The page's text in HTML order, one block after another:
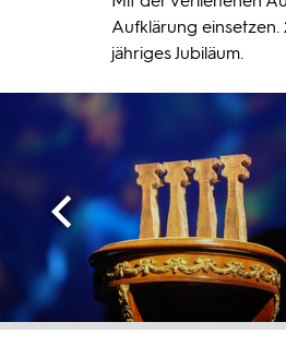
Aufklärung
jähriges Jubiläum.